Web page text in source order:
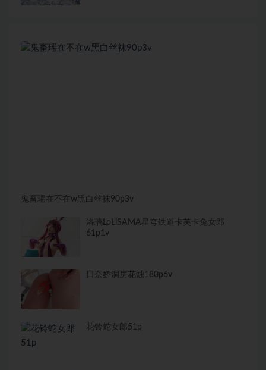
鬼畜瑶在不在w黑白丝袜90p3v
洛璃LoLiSAMA星穹铁道卡芙卡兔女郎
61p1v
日奈娇洞房花烛180p6v
花铃蛇女郎51p